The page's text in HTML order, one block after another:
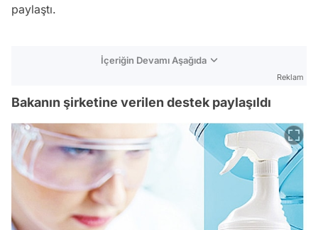
paylaştı.
İçeriğin Devamı Aşağıda
Reklam
Bakanın şirketine verilen destek paylaşıldı